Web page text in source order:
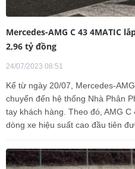
Mercedes-AMG C 43 4MATIC
2,96 tỷ đồng
24/07/2023 08:51
Kể từ ngày 20/07, Mercedes-
chuyển đến hệ thống Nhà Phân
tay khách hàng. Theo đó, AMG
dòng xe hiệu suất cao đầu tiên